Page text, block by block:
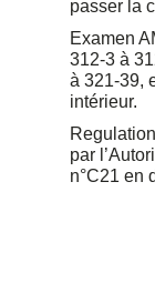
passer la
Examen
312-3 à
à 321-39,
intérieur.
par
n°C21 en